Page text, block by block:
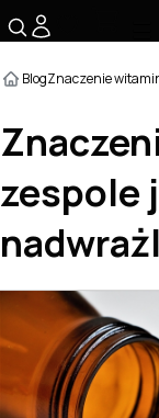
BlogZnaczenie
zespole